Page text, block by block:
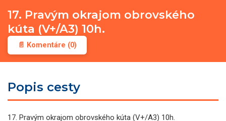
17. Pravým okrajom obrovského
kúta (V+/A3) 10h.
📄 Komentáre (0)
Popis cesty
17. Pravým okrajom obrovského kúta (V+/A3) 10h.